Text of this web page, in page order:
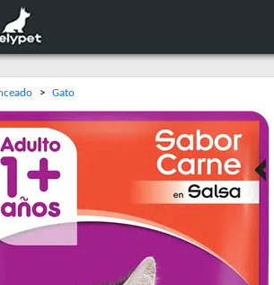
> Gato